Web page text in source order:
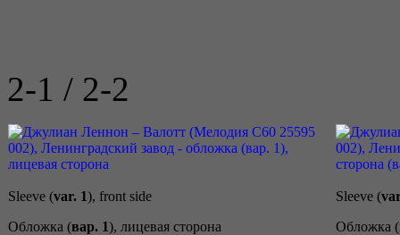
2-1 / 2-2
Sleeve (var. 1), front side
Обложка (вар. 1), лицевая сторона
Sleeve (
Обложка (